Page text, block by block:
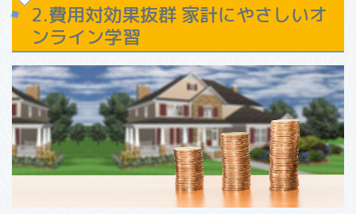
2.費用対効果抜群 家計にやさしいオ
ンライン学習